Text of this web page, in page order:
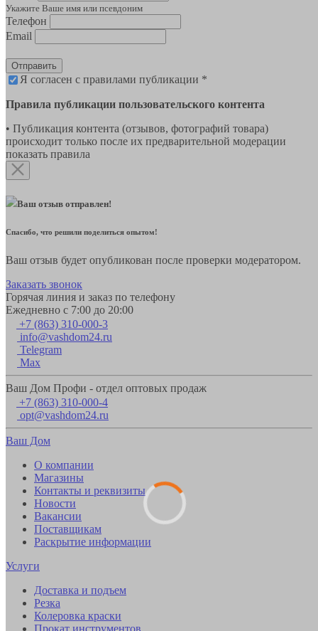
Укажите Ваше имя или псевдоним
Телефон
Email
Отправить
Я согласен с правилами публикации *
Правила публикации пользовательского контента
• Публикация контента (отзывов, фотографий товара)
происходит только после их предварительной модерации
показать правила
Ваш отзыв отправлен!
Спасибо, что решили поделиться опытом!
Ваш отзыв будет опубликован после проверки модератором.
Заказать звонок
Горячая линия и заказ по телефону
Ежедневно с 7:00 до 20:00
+7 (863) 310-000-3
info@vashdom24.ru
Telegram
Max
Ваш Дом Профи - отдел оптовых продаж
+7 (863) 310-000-4
opt@vashdom24.ru
Ваш Дом
О компании
Магазины
Контакты и реквизиты
Новости
Вакансии
Поставщикам
Раскрытие информации
Услуги
Доставка и подъем
Резка
Колеровка краски
Прокат инструментов